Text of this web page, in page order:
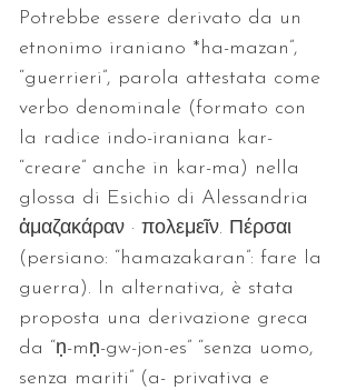
Potrebbe essere derivato da un
etnonimo iraniano *ha-mazan”,
“guerrieri”, parola attestata come
verbo denominale (formato con
la radice indo-iraniana kar-
“creare” anche in kar-ma) nella
glossa di Esichio di Alessandria
ἁμαζακάραν · πολεμεῖν. Πέρσαι
(persiano: “hamazakaran”: fare la
guerra). In alternativa, è stata
proposta una derivazione greca
da “ṇ-mṇ-gw-jon-es” “senza uomo,
senza mariti” (a- privativa e